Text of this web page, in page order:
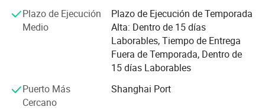
desarrollado con fuerza irresistible. Nuestro equipo
dedicado de ingenieros y artesanos trabajan
diligentemente, integrando tecnología de vanguardia y
perspectivas de la industria en nuestros diseños. Por lo
tanto, el dingxing está a la vanguardia de la eficiencia y la
fiabilidad, lo que le permite llevar su proyecto a nuevas
alturas.
Plazo de Ejecución
Medio
Plazo de Ejecución de Temporada
Alta: Dentro de 15 días
Laborables, Tiempo de Entrega
Fuera de Temporada, Dentro de
15 días Laborables
Puerto Más
Cercano
Shanghai Port